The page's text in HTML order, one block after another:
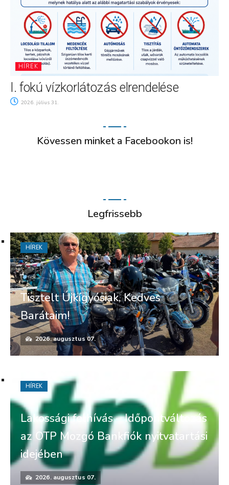
HÍREK
I. fokú vízkorlátozás elrendelése
2026. július 31.
Kövessen minket a Facebookon is!
Legfrissebb
Tisztelt Újkígyósiak, Kedves
Barátaim!
2026. augusztus 07.
HÍREK
Lakossági felhívás – Időpontváltozás
az OTP Mozgó Bankfiók nyitvatartási
idejében
2026. augusztus 07.
HÍREK